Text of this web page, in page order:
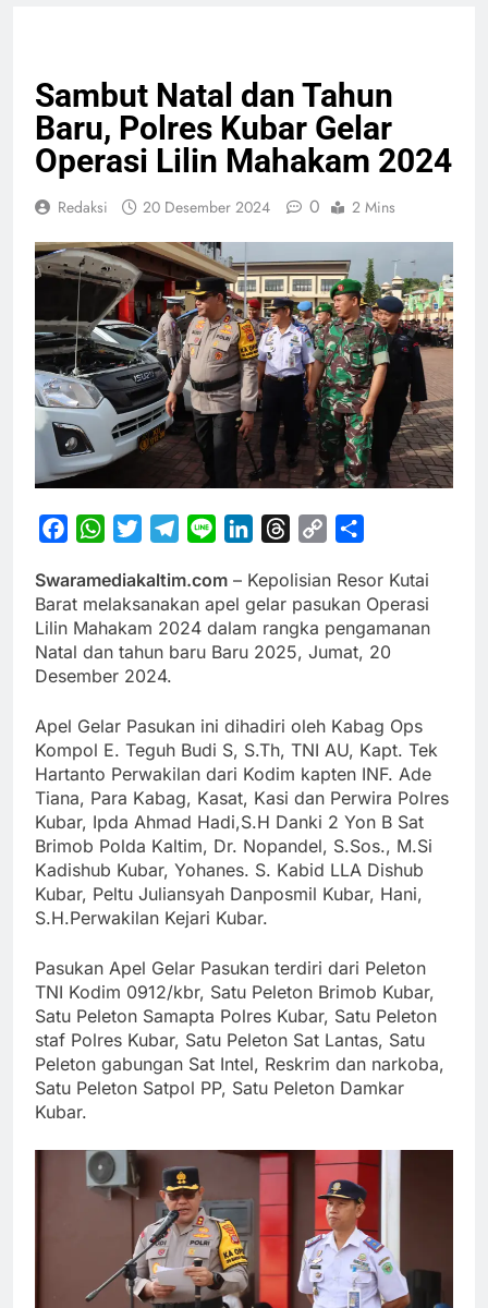
Sambut Natal dan Tahun
Baru, Polres Kubar Gelar
Operasi Lilin Mahakam 2024
Redaksi 20 Desember 2024 0 2 Mins
FacebookWhatsApp
TwitterTelegram
Line LinkedInThreads
Copy
Swaramediakaltim.com – Kepolisian Resor Kutai
Barat melaksanakan apel gelar pasukan Operasi
Lilin Mahakam 2024 dalam rangka pengamanan
Natal dan tahun baru Baru 2025, Jumat, 20
Desember 2024.
Apel Gelar Pasukan ini dihadiri oleh Kabag Ops
Kompol E. Teguh Budi S, S.Th, TNI AU, Kapt. Tek
Hartanto Perwakilan dari Kodim kapten INF. Ade
Tiana, Para Kabag, Kasat, Kasi dan Perwira Polres
Kubar, Ipda Ahmad Hadi,S.H Danki 2 Yon B Sat
Brimob Polda Kaltim, Dr. Nopandel, S.Sos., M.Si
Kadishub Kubar, Yohanes. S. Kabid LLA Dishub
Kubar, Peltu Juliansyah Danposmil Kubar, Hani,
S.H.Perwakilan Kejari Kubar.
Pasukan Apel Gelar Pasukan terdiri dari Peleton
TNI Kodim 0912/kbr, Satu Peleton Brimob Kubar,
Satu Peleton Samapta Polres Kubar, Satu Peleton
staf Polres Kubar, Satu Peleton Sat Lantas, Satu
Peleton gabungan Sat Intel, Reskrim dan narkoba,
Satu Peleton Satpol PP, Satu Peleton Damkar
Kubar.